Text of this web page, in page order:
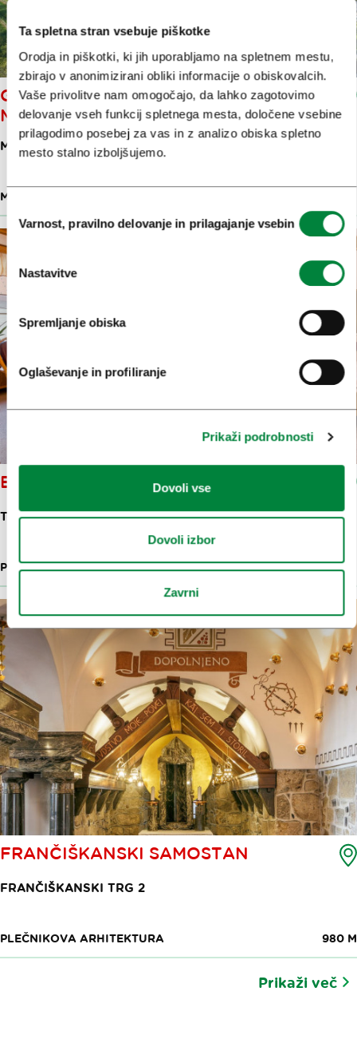
Ta spletna stran vsebuje piškotke
Orodja in piškotki, ki jih uporabljamo na spletnem mestu,
zbirajo v anonimizirani obliki informacije o obiskovalcih.
Vaše privolitve nam omogočajo, da lahko zagotovimo
delovanje vseh funkcij spletnega mesta, določene vsebine
prilagodimo posebej za vas in z analizo obiska spletno
mesto stalno izboljšujemo.
soglasja
Varnost, pravilno delovanje in prilagajanje vsebin
Nastavitve
Spremljanje obiska
Oglaševanje in profiliranje
Prikaži podrobnosti
Dovoli vse
Dovoli izbor
Zavrni
GRAD ZAPRICE: MEDOBČINSKI
MUZEJ KAMNIK
MUZEJSKA POT 3
MUZEJI
B&B PRI CESARJU
TUNJIŠKA CESTA 1
PENZIONI IN GOSTIŠČA 932 M
FRANČIŠKANSKI SAMOSTAN
FRANČIŠKANSKI TRG 2
PLEČNIKOVA ARHITEKTURA 980 M
Prikaži več